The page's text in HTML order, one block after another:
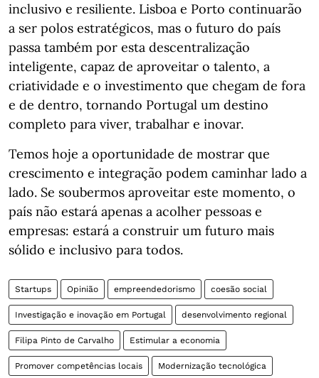
inclusivo e resiliente. Lisboa e Porto continuarão
a ser polos estratégicos, mas o futuro do país
passa também por esta descentralização
inteligente, capaz de aproveitar o talento, a
criatividade e o investimento que chegam de fora
e de dentro, tornando Portugal um destino
completo para viver, trabalhar e inovar.
Temos hoje a oportunidade de mostrar que
crescimento e integração podem caminhar lado a
lado. Se soubermos aproveitar este momento, o
país não estará apenas a acolher pessoas e
empresas: estará a construir um futuro mais
sólido e inclusivo para todos.
Startups Opinião empreendedorismo coesão social
Investigação e inovação em Portugal desenvolvimento regional
Filipa Pinto de Carvalho Estimular a economia
Promover competências locais Modernização tecnológica